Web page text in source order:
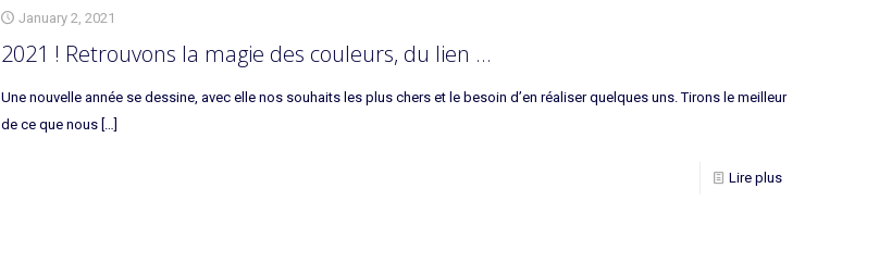
January 2, 2021
2021 ! Retrouvons la magie des couleurs, du lien …
Une nouvelle année se dessine, avec elle nos souhaits les plus chers et le besoin d’en réaliser quelques uns. Tirons le meilleur
de ce que nous[…]
Lire plus